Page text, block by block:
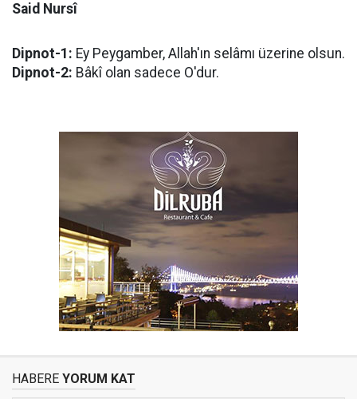
Said Nursî
Dipnot-1: Ey Peygamber, Allah'ın selâmı üzerine olsun.
Dipnot-2: Bâkî olan sadece O'dur.
HABERE YORUM KAT